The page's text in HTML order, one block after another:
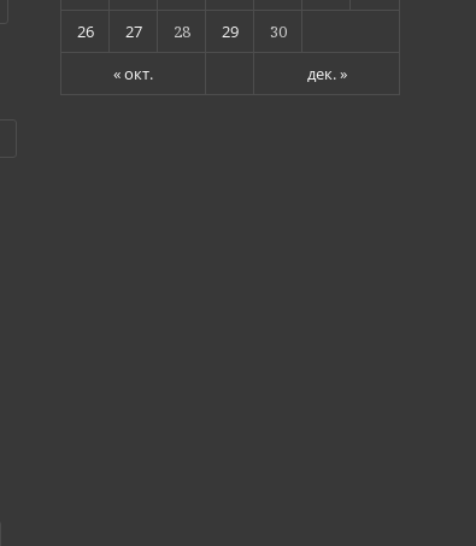
« окт. дек. »
26
27 28 29 30